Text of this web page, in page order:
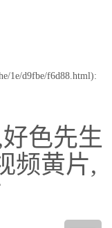
1e/d9fbe/f6d88.html):
色先生
频黄片,